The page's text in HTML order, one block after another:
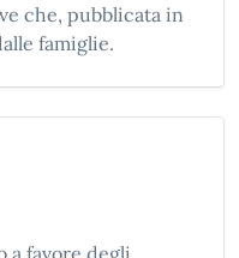
che, pubblicata in
famiglie.
a favore degli